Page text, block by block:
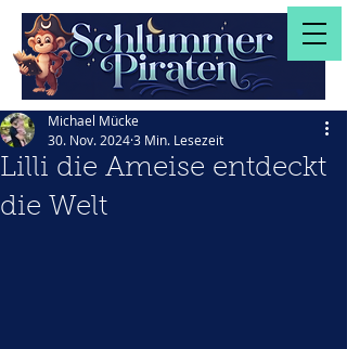
Lilli die Ameise entdeckt
die Welt
Michael Mücke
30. Nov. 20243 Min. Lesezeit